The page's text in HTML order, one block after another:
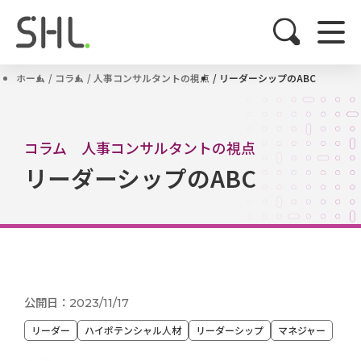
ホーム コラム 人事コンサルタントの視点 リーダーシップのABC
コラム 人事コンサルタントの視点
リーダーシップのABC
公開日：2023/11/17
リーダー ハイポテンシャル人材 リーダーシップ マネジャー